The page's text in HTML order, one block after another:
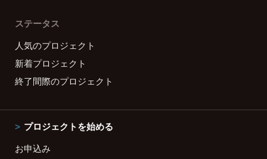
ステータス
人気のプロジェクト
新着プロジェクト
終了間際のプロジェクト
プロジェクトを始める
お申込み